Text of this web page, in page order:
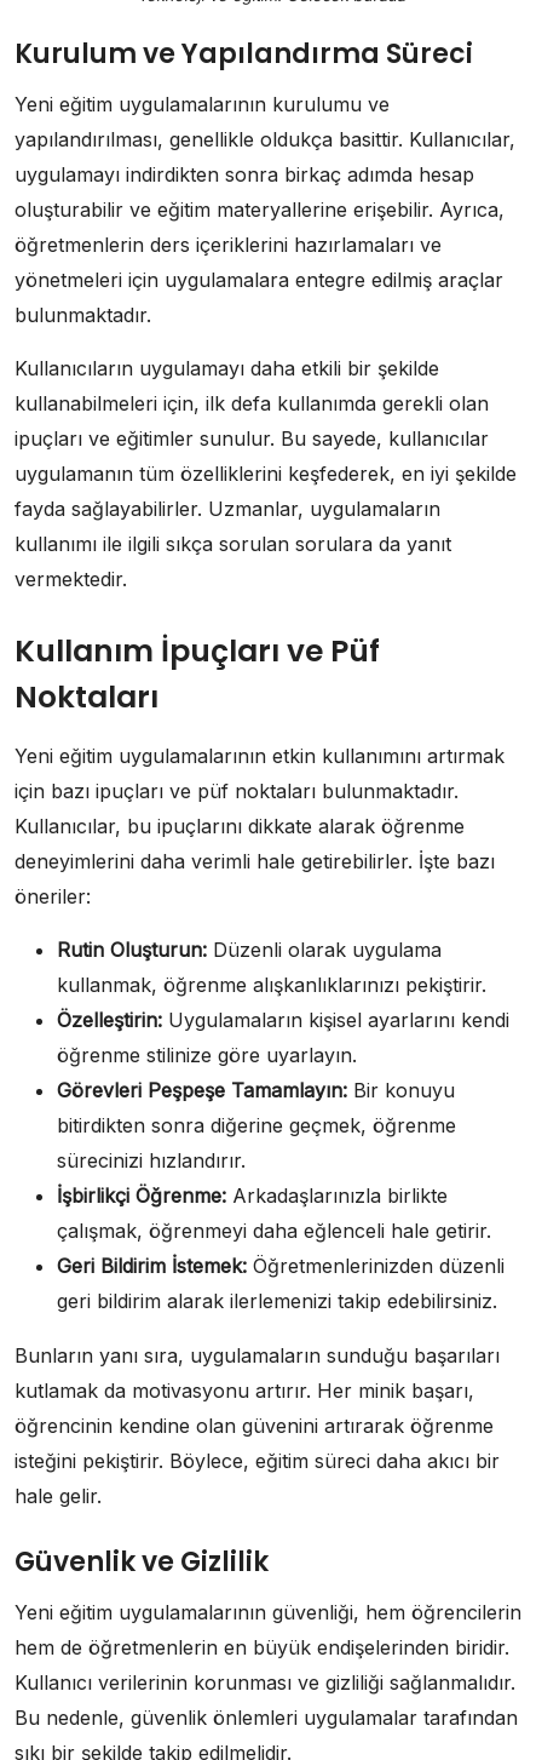
Kurulum ve Yapılandırma Süreci
Yeni eğitim uygulamalarının kurulumu ve
yapılandırılması, genellikle oldukça basittir. Kullanıcılar,
uygulamayı indirdikten sonra birkaç adımda hesap
oluşturabilir ve eğitim materyallerine erişebilir. Ayrıca,
öğretmenlerin ders içeriklerini hazırlamaları ve
yönetmeleri için uygulamalara entegre edilmiş araçlar
bulunmaktadır.
Kullanıcıların uygulamayı daha etkili bir şekilde
kullanabilmeleri için, ilk defa kullanımda gerekli olan
ipuçları ve eğitimler sunulur. Bu sayede, kullanıcılar
uygulamanın tüm özelliklerini keşfederek, en iyi şekilde
fayda sağlayabilirler. Uzmanlar, uygulamaların
kullanımı ile ilgili sıkça sorulan sorulara da yanıt
vermektedir.
Kullanım İpuçları ve Püf
Noktaları
Yeni eğitim uygulamalarının etkin kullanımını artırmak
için bazı ipuçları ve püf noktaları bulunmaktadır.
Kullanıcılar, bu ipuçlarını dikkate alarak öğrenme
deneyimlerini daha verimli hale getirebilirler. İşte bazı
öneriler:
Rutin Oluşturun: Düzenli olarak uygulama
kullanmak, öğrenme alışkanlıklarınızı pekiştirir.
Özelleştirin: Uygulamaların kişisel ayarlarını kendi
öğrenme stilinize göre uyarlayın.
Görevleri Peşpeşe Tamamlayın: Bir konuyu
bitirdikten sonra diğerine geçmek, öğrenme
sürecinizi hızlandırır.
İşbirlikçi Öğrenme: Arkadaşlarınızla birlikte
çalışmak, öğrenmeyi daha eğlenceli hale getirir.
Geri Bildirim İstemek: Öğretmenlerinizden düzenli
geri bildirim alarak ilerlemenizi takip edebilirsiniz.
Bunların yanı sıra, uygulamaların sunduğu başarıları
kutlamak da motivasyonu artırır. Her minik başarı,
öğrencinin kendine olan güvenini artırarak öğrenme
isteğini pekiştirir. Böylece, eğitim süreci daha akıcı bir
hale gelir.
Güvenlik ve Gizlilik
Yeni eğitim uygulamalarının güvenliği, hem öğrencilerin
hem de öğretmenlerin en büyük endişelerinden biridir.
Kullanıcı verilerinin korunması ve gizliliği sağlanmalıdır.
Bu nedenle, güvenlik önlemleri uygulamalar tarafından
sıkı bir şekilde takip edilmelidir.